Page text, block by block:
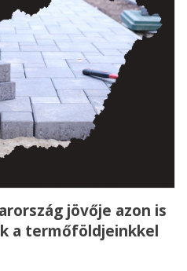
jövője azon is
a termőföldjeinkkel